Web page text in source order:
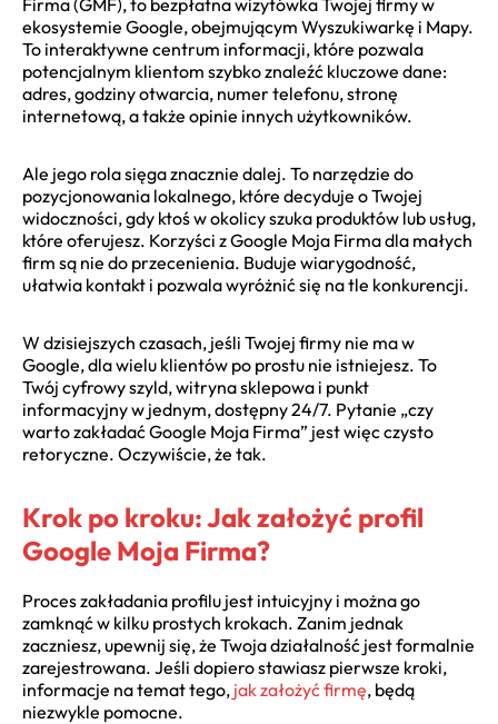
ekosystemie Google, obejmującym Wyszukiwarkę i Mapy.
To interaktywne centrum informacji, które pozwala
potencjalnym klientom szybko znaleźć kluczowe dane:
adres, godziny otwarcia, numer telefonu, stronę
internetową, a także opinie innych użytkowników.
Ale jego rola sięga znacznie dalej. To narzędzie do
pozycjonowania lokalnego, które decyduje o Twojej
widoczności, gdy ktoś w okolicy szuka produktów lub usług,
które oferujesz. Korzyści z Google Moja Firma dla małych
firm są nie do przecenienia. Buduje wiarygodność,
ułatwia kontakt i pozwala wyróżnić się na tle konkurencji.
W dzisiejszych czasach, jeśli Twojej firmy nie ma w
Google, dla wielu klientów po prostu nie istniejesz. To
Twój cyfrowy szyld, witryna sklepowa i punkt
informacyjny w jednym, dostępny 24/7. Pytanie „czy
warto zakładać Google Moja Firma” jest więc czysto
retoryczne. Oczywiście, że tak.
Krok po kroku: Jak założyć profil
Google Moja Firma?
Proces zakładania profilu jest intuicyjny i można go
zamknąć w kilku prostych krokach. Zanim jednak
zaczniesz, upewnij się, że Twoja działalność jest formalnie
zarejestrowana. Jeśli dopiero stawiasz pierwsze kroki,
informacje na temat tego, jak założyć firmę, będą
niezwykle pomocne.